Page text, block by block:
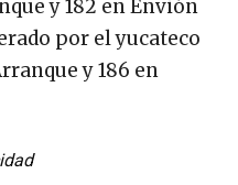
y 182 en Envión
por el yucateco
y 186 en